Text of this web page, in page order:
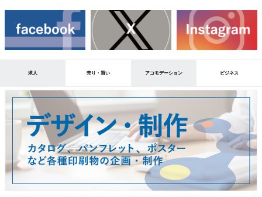
求人 売り・買い アコモデーション ビジネス